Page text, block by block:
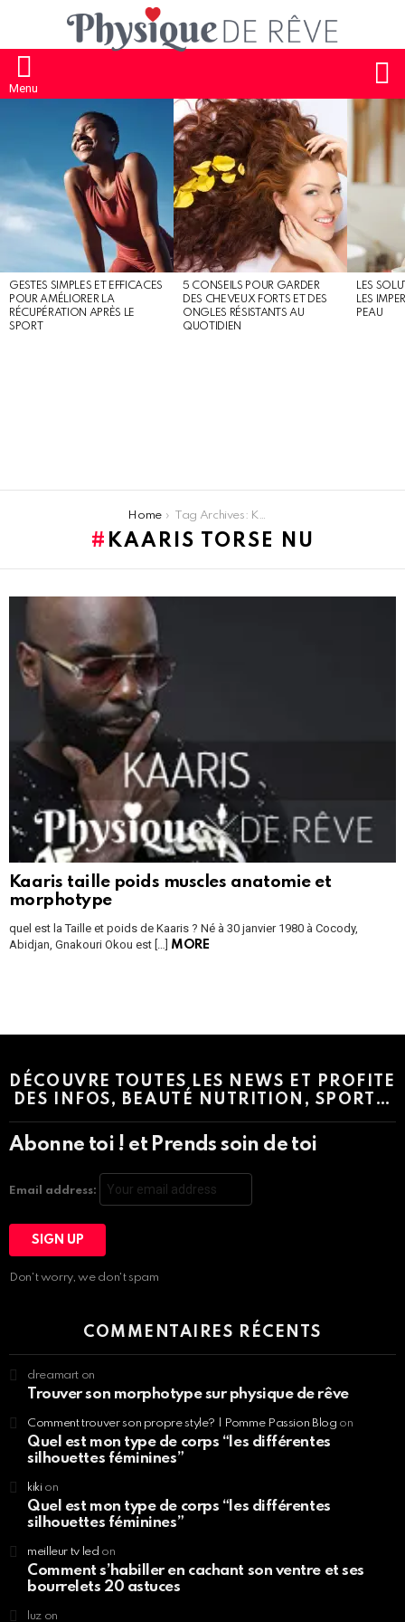
Menu
GESTES SIMPLES ET EFFICACES
POUR AMÉLIORER LA
RÉCUPÉRATION APRÈS LE
SPORT
5 CONSEILS POUR GARDER
DES CHEVEUX FORTS ET DES
ONGLES RÉSISTANTS AU
QUOTIDIEN
LES
LES
PEAU
Home Tag Archives: Kaaris torse nu
KAARIS TORSE NU
STORIES
Kaaris taille poids muscles anatomie et
morphotype
quel est la Taille et poids de Kaaris ? Né à 30 janvier 1980 à Cocody,
Abidjan, Gnakouri Okou est […] MORE
DÉCOUVRE TOUTES LES NEWS ET PROFITE
DES INFOS, BEAUTÉ NUTRITION, SPORT…
Abonne toi ! et Prends soin de toi
Email address:
Don't worry, we don't spam
COMMENTAIRES RÉCENTS
dreamart on
Trouver son morphotype sur physique de rêve
Comment trouver son propre style? | Pomme Passion Blog on
Quel est mon type de corps “les différentes
silhouettes féminines”
kikion
Quel est mon type de corps “les différentes
silhouettes féminines”
meilleur tv led on
Comment s’habiller en cachant son ventre et ses
bourrelets 20 astuces
luzon